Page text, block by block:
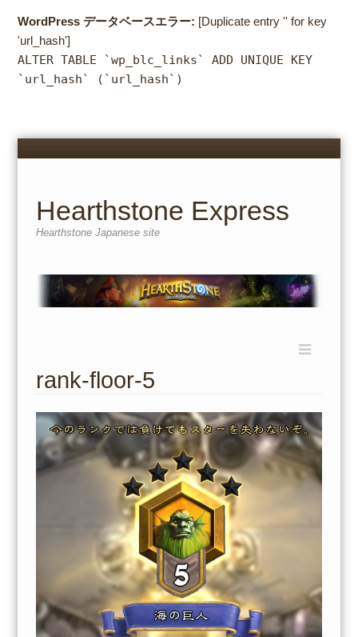
WordPress データベースエラー: [Duplicate entry '' for key
'url_hash']
ALTER TABLE `wp_blc_links` ADD UNIQUE KEY
`url_hash` (`url_hash`)
Menu
Hearthstone Express
Hearthstone Japanese site
content
rank-floor-5